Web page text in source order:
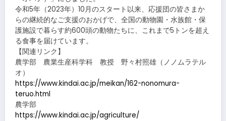
令和5年（2023年）10月のスタート以来、応援団の皆さまか
らの継続的なご支援のおかげで、全国の動物園・水族館・保
護施設で暮らす約600頭の動物たちに、これまで5トンを超え
る食事を届けています。
【関連リンク】
農学部 農業生産科学科 教授 野々村照雄（ノノムラテル
オ）
https://www.kindai.ac.jp/meikan/162-nonomura-
teruo.html
農学部
https://www.kindai.ac.jp/agriculture/